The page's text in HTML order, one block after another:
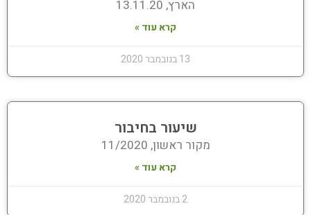
הארץ, 13.11.20
קרא עוד »
13 בנובמבר 2020
שיעור בחיבור
מקור ראשון, 11/2020
קרא עוד »
2 בנובמבר 2020